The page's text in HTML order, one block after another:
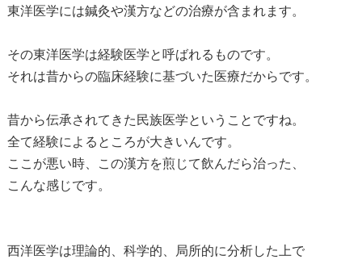
東洋医学には鍼灸や漢方などの治療が含まれます。
その東洋医学は経験医学と呼ばれるものです。
それは昔からの臨床経験に基づいた医療だからです。
昔から伝承されてきた民族医学ということですね。
全て経験によるところが大きいんです。
ここが悪い時、この漢方を煎じて飲んだら治った、
こんな感じです。
西洋医学は理論的、科学的、局所的に分析した上で